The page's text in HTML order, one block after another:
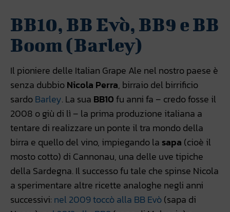
BB10, BB Evò, BB9 e BB
Boom (Barley)
Il pioniere delle Italian Grape Ale nel nostro paese è
senza dubbioNicola Perra, birraio del birrificio
sardoBarley. La sua BB10fu anni fa – credo fosse il
2008 o giù di lì – la prima produzione italiana a
tentare di realizzare un ponte il tra mondo della
birra e quello del vino, impiegando la sapa (cioè il
mosto cotto) di Cannonau, una delle uve tipiche
della Sardegna. Il successo fu tale che spinse Nicola
a sperimentare altre ricette analoghe negli anni
successivi: nel 2009 toccò alla BB Evò(sapa di